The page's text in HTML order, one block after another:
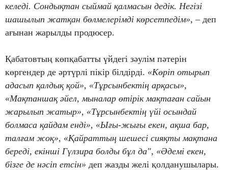
келеді. Сондықтан сыймай қалмасын дедік. Негізі
шашылып жатқан бөлмелерімді көрсетпедім», – деп
ағынан жарылды продюсер.
Қабатовтың көпқабатты үйдегі зәулім пәтерін
көргендер де әртүрлі пікір білдірді. «Көріп отырып
адасып қалдық қой», «Тұрсынбектің арқасы»,
«Мақтаншақ әйел, мыналар өтірік мақтаған сайын
жарылып жатыр», «Тұрсынбектің үйі осындай
болмаса қайдам енді», «Ығы-жығы екен, ақша бар,
талғам жоқ», «Қайраттың шешесі сияқты мақтана
береді, екінші Гүлзира болды бұл да", «Әдемі екен,
бізге де нәсіп етсін» деп жазды желі қолданушылары.